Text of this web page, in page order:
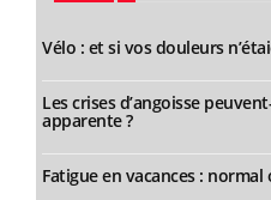
Vélo : et si vos douleurs
Les crises d’angoisse
apparente ?
Fatigue en vacances : normal